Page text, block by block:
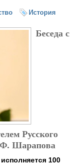
История
Беседа с
Русского
Шарапова
100